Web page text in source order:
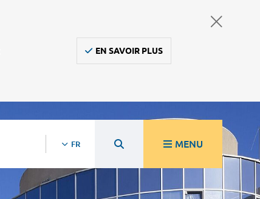
EN SAVOIR PLUS
FR MENU